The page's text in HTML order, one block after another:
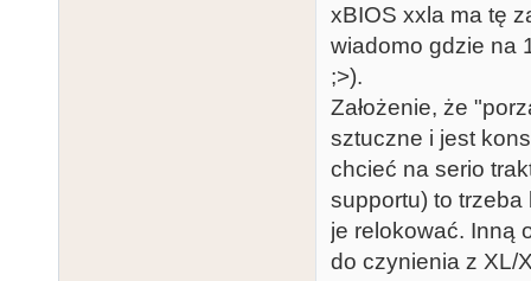
xBIOS xxla ma tę
wiadomo gdzie na
;>).
Założenie, że
sztuczne i jest
chcieć na serio
supportu) to trzeba
je relokować. Inną
do czynienia z XL/